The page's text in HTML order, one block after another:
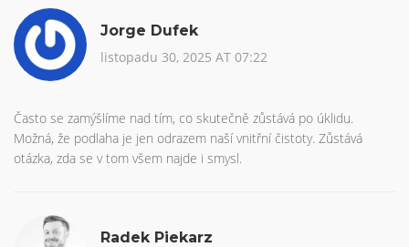
Jorge Dufek
listopadu 30, 2025 AT 07:22
Často se zamýšlíme nad tím, co skutečně zůstává po úklidu.
Možná, že podlaha je jen odrazem naší vnitřní čistoty. Zůstává
otázka, zda se v tom všem najde i smysl.
Radek Piekarz